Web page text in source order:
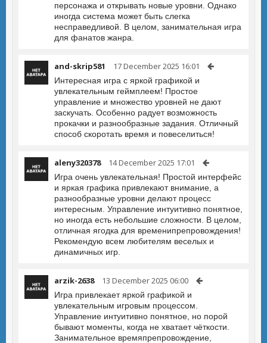
персонажа и открывать новые уровни. Однако
иногда система может быть слегка
несправедливой. В целом, занимательная игра
для фанатов жанра.
and-skrip581 17 December 2025 16:01
Интересная игра с яркой графикой и
увлекательным геймплеем! Простое
управление и множество уровней не дают
заскучать. Особенно радует возможность
прокачки и разнообразные задания. Отличный
способ скоротать время и повеселиться!
aleny320378 14 December 2025 17:01
Игра очень увлекательная! Простой интерфейс
и яркая графика привлекают внимание, а
разнообразные уровни делают процесс
интересным. Управление интуитивно понятное,
но иногда есть небольшие сложности. В целом,
отличная ягодка для временипрепровождения!
Рекомендую всем любителям веселых и
динамичных игр.
arzik-2638 13 December 2025 06:00
Игра привлекает яркой графикой и
увлекательным игровым процессом.
Управление интуитивно понятное, но порой
бывают моменты, когда не хватает чёткости.
Занимательное времяпрепровождение,